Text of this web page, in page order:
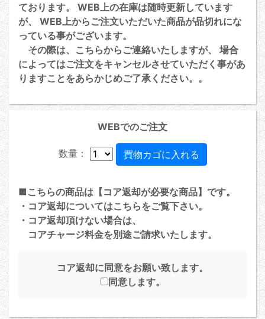
ております。 WEB上の在庫は随時更新しています
が、 WEB上からご注文いただいた商品が品切れにな
っている事がございます。
その際は、こちらからご連絡いたしますが、 場合
によってはご注文をキャンセルさせていただく事があ
りますことをあらかじめご了承ください。。
WEBでのご注文
数量：
■こちらの商品は【コア返却が必要な商品】です。
・コア返却についてはこちらをご覧下さい。
・コア返却頂けない場合は、
コアチャージ料金を別途ご請求いたします。
コア返却に同意をお願い致します。
同意します。